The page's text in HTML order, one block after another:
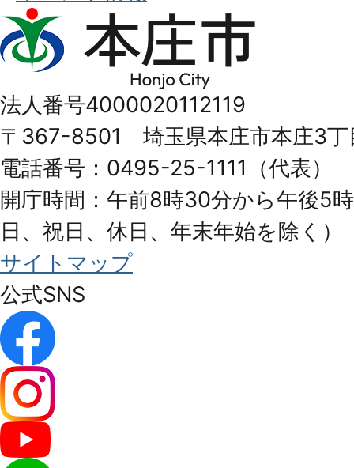
本
庄
Honjo
City
法人番号4000020112119
〒367-8501 埼玉県本庄市本庄3丁
電話番号：0495-25-1111（代表）
開庁時間：午前8時30分から午後5
日、祝日、休日、年末年始を除く）
サイトマップ
公式SNS